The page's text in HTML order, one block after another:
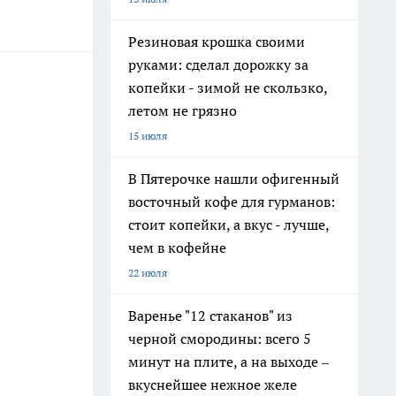
Резиновая крошка своими
руками: сделал дорожку за
копейки - зимой не скользко,
летом не грязно
15 июля
В Пятерочке нашли офигенный
восточный кофе для гурманов:
стоит копейки, а вкус - лучше,
чем в кофейне
22 июля
Варенье "12 стаканов" из
черной смородины: всего 5
минут на плите, а на выходе –
вкуснейшее нежное желе